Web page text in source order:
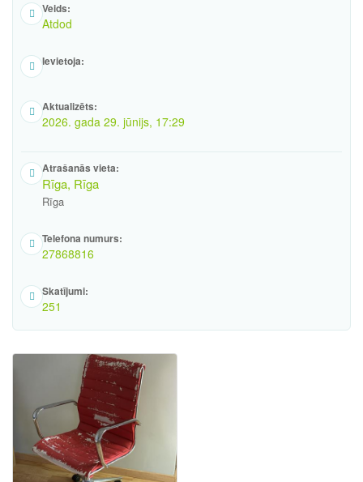
Veids:
Atdod
Ievietoja:
Aktualizēts:
2026. gada 29. jūnijs, 17:29
Atrašanās vieta:
Rīga, Rīga
Rīga
Telefona numurs:
27868816
Skatījumi:
251